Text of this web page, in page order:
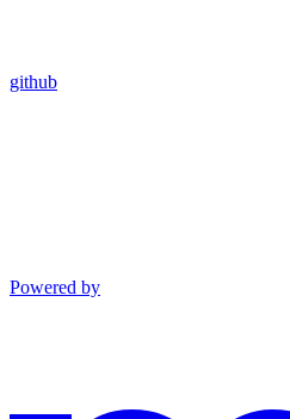
github
Powered by